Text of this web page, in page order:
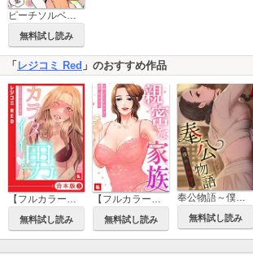
ピーチソルベ【タテヨミ】
無料試し読み
「 レジコミ Red 」のおすすめ作品
【フルカラー】カラダにイイ男【合本版】
無料試し読み
【フルカラー】親密な家族
無料試し読み
奉公物語～僕のお嬢様～【タテヨミ】
無料試し読み